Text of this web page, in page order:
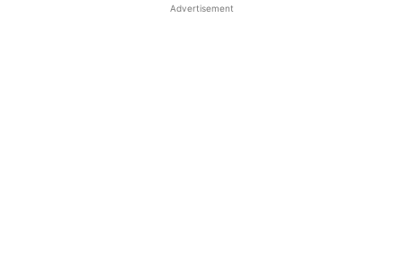
Advertisement